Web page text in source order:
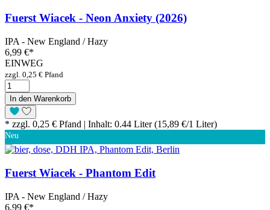
Fuerst Wiacek - Neon Anxiety (2026)
IPA - New England / Hazy
6,99 €*
EINWEG
zzgl. 0,25 € Pfand
In den Warenkorb
* zzgl. 0,25 € Pfand | Inhalt: 0.44 Liter (15,89 €/1 Liter)
Neu
Fuerst Wiacek - Phantom Edit
IPA - New England / Hazy
6,99 €*